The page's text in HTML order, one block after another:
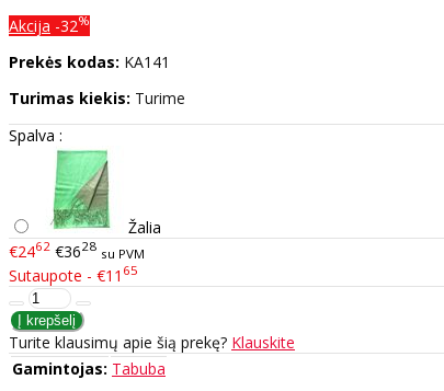
Akcija -32%
Prekės kodas: KA141
Turimas kiekis: Turime
Spalva :
Žalia
€2462 €3628 su PVM
Sutaupote - €11 65
Turite klausimų apie šią prekę? Klauskite
Gamintojas: Tabuba